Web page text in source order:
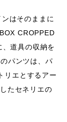
はそのままに
CROPPED
道具の収納を
パンツは、パ
リエとするアー
たセネリエの